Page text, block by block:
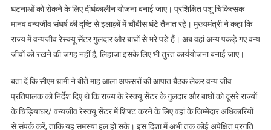
घटनाओं को रोकने के लिए दीर्घकालीन योजना बनाई जाए। प्रशिक्षित पशु चिकित्सक
मानव वन्यजीव संघर्ष की दृष्टि से इलाक़ों में चौबीस घंटे तैनात रहे। मुख्यमंत्री ने कहा कि
राज्य में वन्यजीव रेस्क्यू सेंटर गुलदार और बाघों से भरे पड़े हैं। अब वहां अन्य पकड़े गए वन्य
जीवों को रखने की जगह नहीं है, लिहाजा इसके लिए भी तुरंत कार्ययोजना बनाई जाए।
बता दें कि सीएम धामी ने बीते माह आला अफसरों की आपात बैठक लेकर वन्य जीव
प्रतिपालक को निर्देश दिए थे कि राज्य के रेस्क्यू सेंटर के गुलदार और बाघों को दूसरे राज्यों
के चिड़ियाघर/ वन्यजीव रेस्क्यू सेंटर में शिफ्ट करने के लिए वहां के जिम्मेदार अधिकारियों
से संपर्क करें, ताकि यह समस्या हल हो सके। इस दिशा में अभी तक कोई अपेक्षित प्रगति